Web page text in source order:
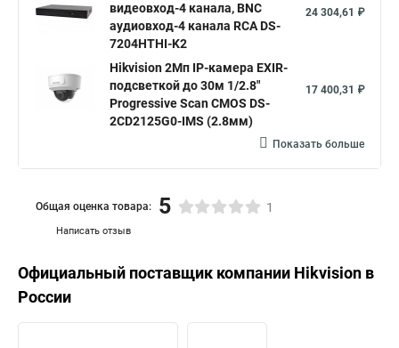
видеовход-4 канала, BNC
аудиовход-4 канала RCA DS-
7204HTHI-K2
24 304,61 ₽
Hikvision 2Мп IP-камера EXIR-
подсветкой до 30м 1/2.8"
Progressive Scan CMOS DS-
2CD2125G0-IMS (2.8мм)
17 400,31 ₽
Показать больше
Написать отзыв
Общая оценка товара: 5 1
Официальный поставщик компании Hikvision в
России